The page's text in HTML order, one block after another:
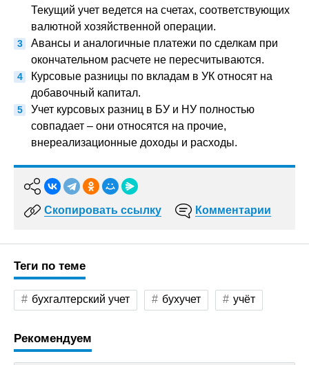
Текущий учет ведется на счетах, соответствующих
валютной хозяйственной операции.
Авансы и аналогичные платежи по сделкам при
окончательном расчете не пересчитываются.
Курсовые разницы по вкладам в УК относят на
добавочный капитал.
Учет курсовых разниц в БУ и НУ полностью
совпадает – они относятся на прочие,
внереализационные доходы и расходы.
Скопировать ссылку Комментарии
Теги по теме
бухгалтерский учет бухучет учёт
Рекомендуем